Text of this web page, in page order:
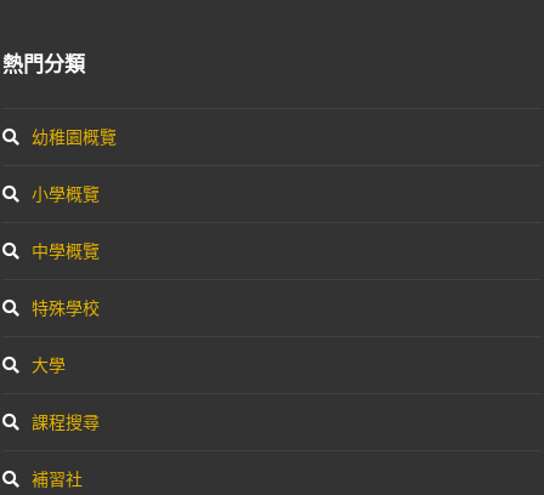
熱門分類
幼稚園概覽
小學概覽
中學概覽
特殊學校
大學
課程搜尋
補習社